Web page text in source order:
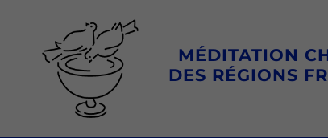
contenu
MÉDITATION
DES RÉGIONS